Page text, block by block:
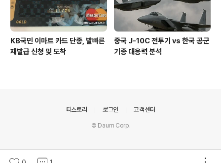
KB국민 이마트 카드 단종, 발빠른
재발급 신청 및 도착
중국 J-10C 전투기 vs 한국 공군
기종 대응력 분석
티스토리 로그인 고객센터
© Daum Corp.